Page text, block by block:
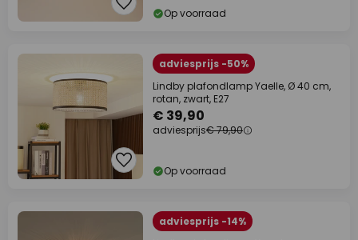
Op voorraad
adviesprijs -50%
Lindby plafondlamp Yaelle, Ø 40 cm,
rotan, zwart, E27
€ 39,90
adviesprijs€ 79,90
Op voorraad
adviesprijs -14%